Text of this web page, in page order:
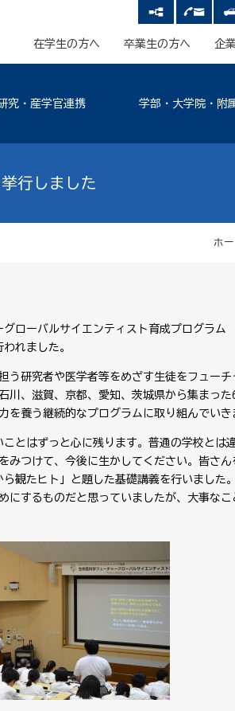
在学生の方へ 卒業生の方へ 企
究・産学官連携 学部・大学院・附
行しました
ホー
グローバルサイエンティスト育成プログラ
れました。
う研究者や医学者等をめざす生徒をフュー
川、滋賀、京都、愛知、茨城県から集まっ
養う継続的なプログラムに取り組んでいき
とはずっと心に残ります。普通の学校とは
つけて、今後に生かしてください。皆さ
観たヒト」と題した基礎講義を行いました
するものだと思っていましたが、大事な